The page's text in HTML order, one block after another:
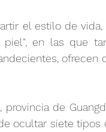
el estilo de
piel", en las que
ofrecen
provincia de
ocultar siete tipos